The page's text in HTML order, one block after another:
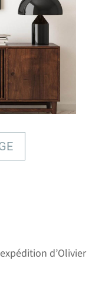
d’Olivier